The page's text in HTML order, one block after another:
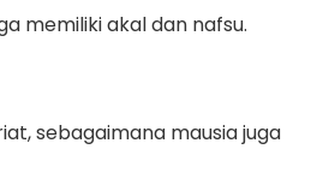
memiliki akal dan nafsu.
sebagaimana mausia juga